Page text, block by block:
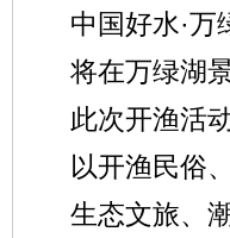
中国好水·万
将在万绿湖
此次开渔活
以开渔民俗
生态文旅、